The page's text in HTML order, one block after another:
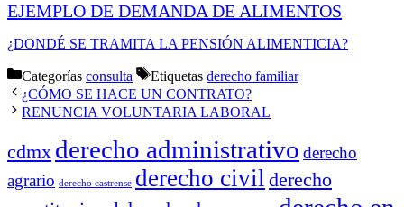
EJEMPLO DE DEMANDA DE ALIMENTOS
¿DONDÉ SE TRAMITA LA PENSIÓN ALIMENTICIA?
Categorías consulta Etiquetas derecho familiar
¿CÓMO SE HACE UN CONTRATO?
RENUNCIA VOLUNTARIA LABORAL
cdmx derecho administrativo derecho
agrario derecho castrense derecho civil derecho